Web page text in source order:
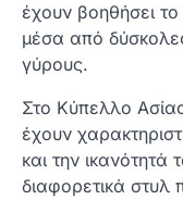
έχουν βοηθήσει
μέσα από
γύρους.
Στο Κύπελλο
έχουν
και την
διαφορετικά στυλ